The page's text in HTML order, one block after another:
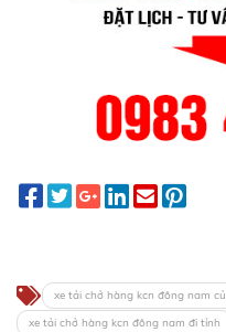
xe tải chở hàng kcn đông nam
xe tải chở hàng kcn đông nam đi tỉnh